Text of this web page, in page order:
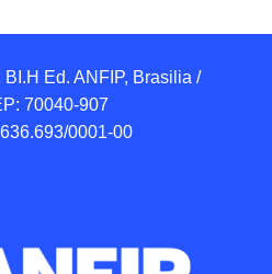
Ed. ANFIP, Brasilia /
70040-907
0001-00